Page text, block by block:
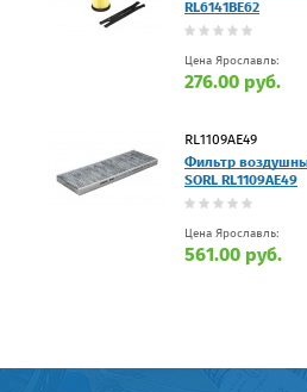
RL6141BE62
Цена Ярославль:
276.00 руб.
RL1109AE49
Фильтр
SORL RL1109AE49
Цена Ярославль:
561.00 руб.